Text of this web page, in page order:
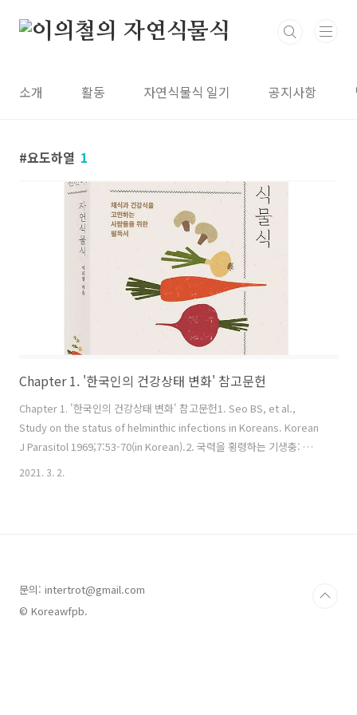
소개 활동 자연식물식 일기 공지사항
요도하열 1
Chapter 1. '한국인의 건강상태 변화' 참고문헌
Chapter 1. '한국인의 건강상태 변화' 참고문헌1. Seo BS, et al.,
Study on the status of helminthic infections in Koreans. Korean
J Parasitol 1969;7:53-70(in Korean).2. 국력을 횡령하는 기생충: 감염
실태와 대책. 중앙일보. 1971년 4월 17일. 6면.3. 이순형. 우리나라 기생
2021. 3. 2.
문의: intertrot@gmail.com
© Koreawfpb.